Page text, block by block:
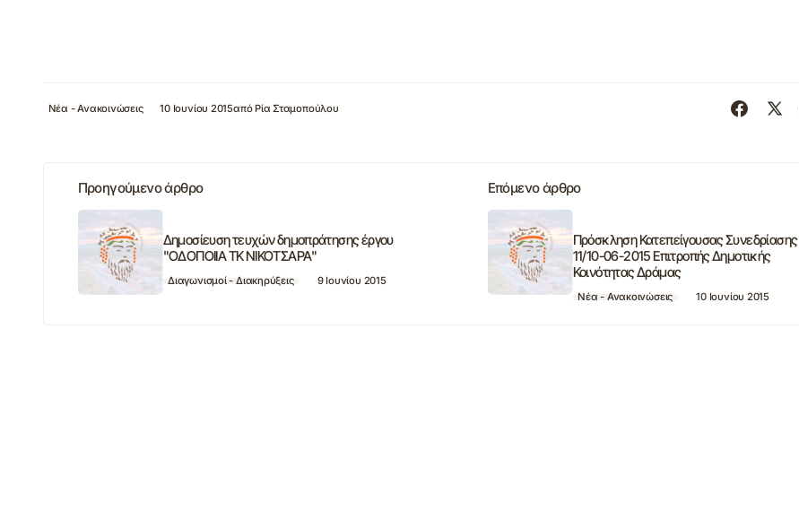
Νέα - Ανακοινώσεις 10 Ιουνίου 2015από Ρία Σταμοπούλου
Προηγούμενο άρθρο
Δημοσίευση τευχών δημοπράτησης έργου
"ΟΔΟΠΟΙΙΑ ΤΚ ΝΙΚΟΤΣΑΡΑ"
Διαγωνισμοί - Διακηρύξεις 9 Ιουνίου 2015
Επόμενο άρθρο
Πρόσκληση Κατεπείγουσας Συνεδρίασης
11/10-06-2015 Επιτροπής Δημοτικής
Κοινότητας Δράμας
Νέα - Ανακοινώσεις 10 Ιουνίου 2015